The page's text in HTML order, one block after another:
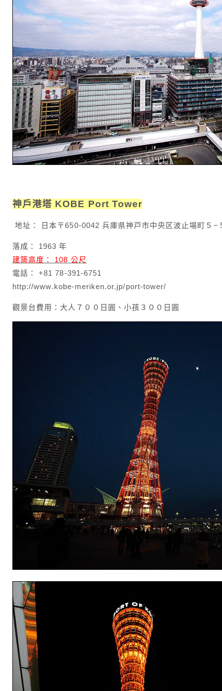
神戶港塔 KOBE Port Tower
地址： 日本〒650-0042 兵庫県神戸市中央区波止場町５−
落成： 1963 年
建築高度： 108 公尺
電話： +81 78-391-6751
http://www.kobe-meriken.or.jp/port-tower/
觀景台費用：大人７００日圓、小孩３００日圓